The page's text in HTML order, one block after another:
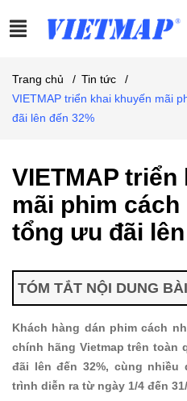
Trang chủ / Tin tức
/
VIETMAP triển khai khuyến mãi
đãi lên đến 32%
VIETMAP
mãi phim
tổng ưu đãi
TÓM TẮT NỘI DUNG
Khách hàng dán phim cách
chính hãng Vietmap trên
đãi lên đến 32%, cùng
trình diễn ra từ ngày 1/4 đến